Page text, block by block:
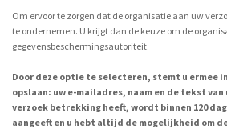
Om ervoor te zorgen dat de organisatie aan uw
te ondernemen. U krijgt dan de keuze om de
gegevensbeschermingsautoriteit.
Door deze optie te selecteren, stemt u ermee
opslaan: uw e-mailadres, naam en de tekst
verzoek betrekking heeft, wordt binnen 120
aangeeft en u hebt altijd de mogelijkheid om